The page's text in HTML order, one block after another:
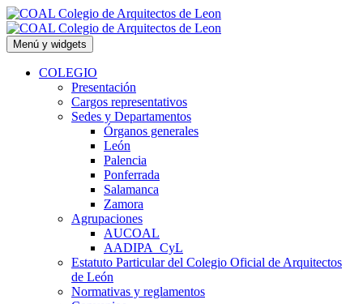
Saltar
al
contenido
Menú y widgets
COLEGIO
Presentación
Cargos representativos
Sedes y Departamentos
Órganos generales
León
Palencia
Ponferrada
Salamanca
Zamora
Agrupaciones
AUCOAL
AADIPA_CyL
Estatuto Particular del Colegio Oficial de Arquitectos
de León
Normativas y reglamentos